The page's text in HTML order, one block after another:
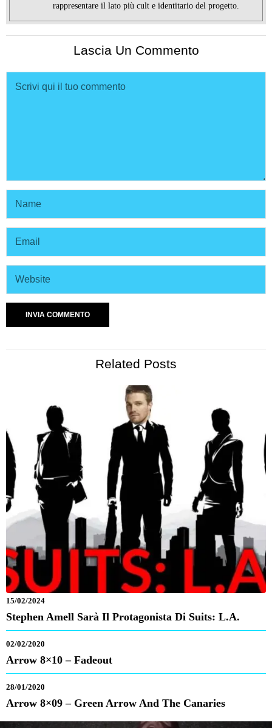
rappresentare il lato più cult e identitario del progetto.
Lascia Un Commento
Related Posts
15/02/2024
Stephen Amell Sarà Il Protagonista Di Suits: L.A.
02/02/2020
Arrow 8×10 – Fadeout
28/01/2020
Arrow 8×09 – Green Arrow And The Canaries